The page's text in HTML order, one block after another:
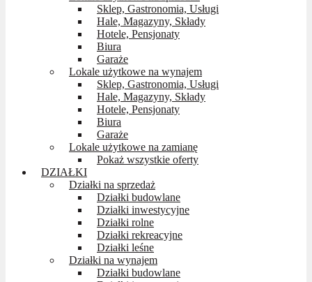
Sklep, Gastronomia, Usługi
Hale, Magazyny, Składy
Hotele, Pensjonaty
Biura
Garaże
Lokale użytkowe na wynajem
Sklep, Gastronomia, Usługi
Hale, Magazyny, Składy
Hotele, Pensjonaty
Biura
Garaże
Lokale użytkowe na zamianę
Pokaż wszystkie oferty
DZIAŁKI
Działki na sprzedaż
Działki budowlane
Działki inwestycyjne
Działki rolne
Działki rekreacyjne
Działki leśne
Działki na wynajem
Działki budowlane